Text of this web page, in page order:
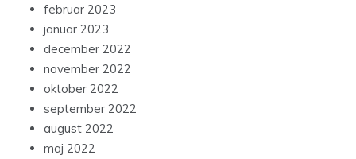
februar 2023
januar 2023
december 2022
november 2022
oktober 2022
september 2022
august 2022
maj 2022